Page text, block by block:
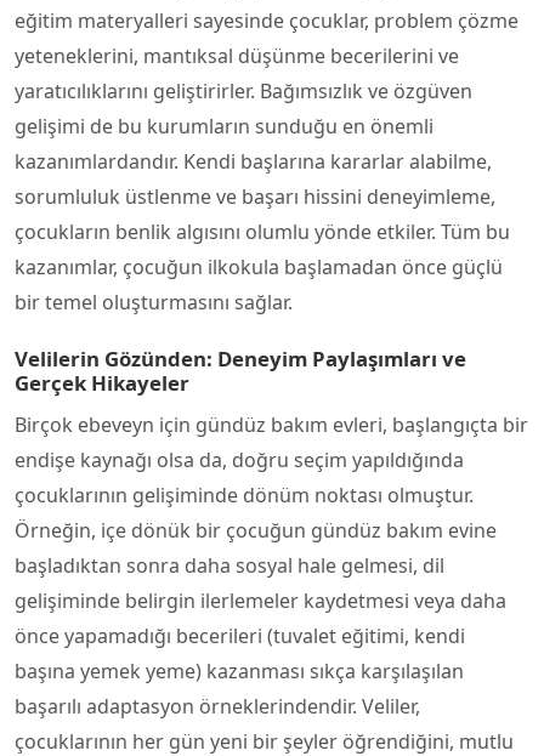
eğitim materyalleri sayesinde çocuklar, problem çözme
yeteneklerini, mantıksal düşünme becerilerini ve
yaratıcılıklarını geliştirirler. Bağımsızlık ve özgüven
gelişimi de bu kurumların sunduğu en önemli
kazanımlardandır. Kendi başlarına kararlar alabilme,
sorumluluk üstlenme ve başarı hissini deneyimleme,
çocukların benlik algısını olumlu yönde etkiler. Tüm bu
kazanımlar, çocuğun ilkokula başlamadan önce güçlü
bir temel oluşturmasını sağlar.
Velilerin Gözünden: Deneyim Paylaşımları ve
Gerçek Hikayeler
Birçok ebeveyn için gündüz bakım evleri, başlangıçta bir
endişe kaynağı olsa da, doğru seçim yapıldığında
çocuklarının gelişiminde dönüm noktası olmuştur.
Örneğin, içe dönük bir çocuğun gündüz bakım evine
başladıktan sonra daha sosyal hale gelmesi, dil
gelişiminde belirgin ilerlemeler kaydetmesi veya daha
önce yapamadığı becerileri (tuvalet eğitimi, kendi
başına yemek yeme) kazanması sıkça karşılaşılan
başarılı adaptasyon örneklerindendir. Veliler,
çocuklarının her gün yeni bir şeyler öğrendiğini, mutlu